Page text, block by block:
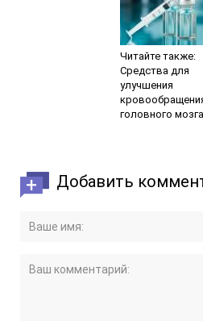
Читайте также:
Средства для
улучшения
головного мозга
Добавить